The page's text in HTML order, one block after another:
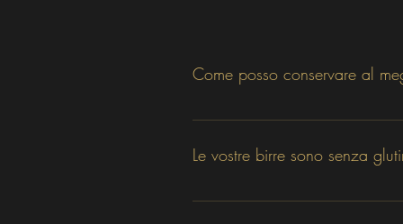
Come posso conservare al
É consigliato tenere le birre in
Le vostre birre sono senza
Si! Blondy rispetta tutte le normative